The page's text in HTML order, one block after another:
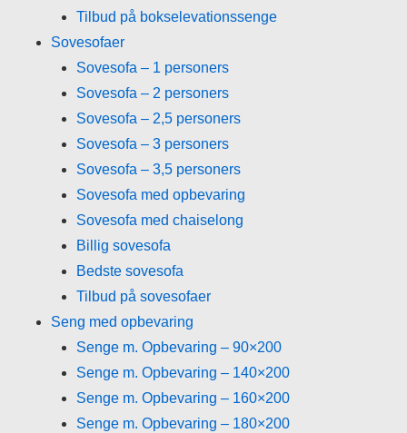
Tilbud på bokselevationssenge
Sovesofaer
Sovesofa – 1 personers
Sovesofa – 2 personers
Sovesofa – 2,5 personers
Sovesofa – 3 personers
Sovesofa – 3,5 personers
Sovesofa med opbevaring
Sovesofa med chaiselong
Billig sovesofa
Bedste sovesofa
Tilbud på sovesofaer
Seng med opbevaring
Senge m. Opbevaring – 90×200
Senge m. Opbevaring – 140×200
Senge m. Opbevaring – 160×200
Senge m. Opbevaring – 180×200